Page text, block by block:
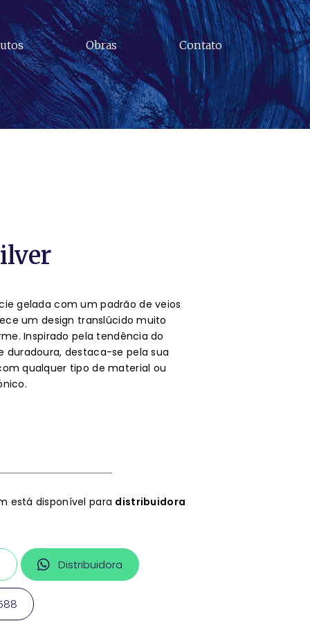
Obras Contato
gelada com um padrão de veios
um design translúcido muito
Inspirado pela tendência do
duradoura, destaca-se pela sua
qualquer tipo de material ou
está disponível para distribuidora
Distribuidora